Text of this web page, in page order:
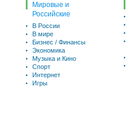
Мировые и
Российские
В России
В мире
Бизнес / Финансы
Экономика
Музыка и Кино
Спорт
Интернет
Игры